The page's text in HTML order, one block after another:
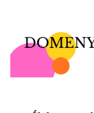
ARCHIWUM